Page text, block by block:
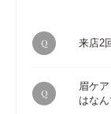
Q 来店2
Q
眉ケ
はな